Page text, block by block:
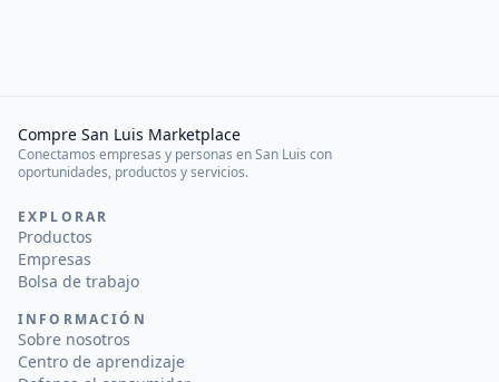
Compre San Luis Marketplace
Conectamos empresas y personas en San Luis con
oportunidades, productos y servicios.
EXPLORAR
Productos
Empresas
Bolsa de trabajo
INFORMACIÓN
Sobre nosotros
Centro de aprendizaje